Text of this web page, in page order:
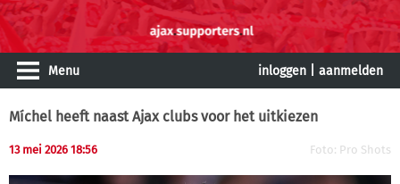
Menu inloggen aanmelden
Míchel heeft naast Ajax clubs voor het uitkiezen
13 mei 2026 18:56 Foto: Pro Shots